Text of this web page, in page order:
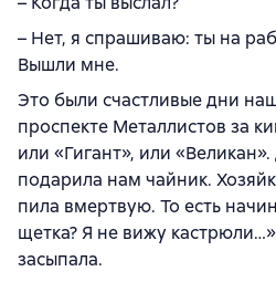
– Нет, я спрашиваю: ты на
Вышли мне.
Это были счастливые дни
проспекте Металлистов за
или «Гигант», или
подарила нам чайник.
пила вмертвую. То есть
щетка? Я не вижу
засыпала.